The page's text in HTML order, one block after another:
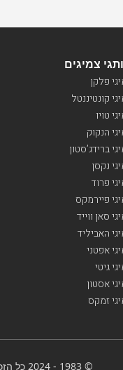
צמיגים
פלקן
קונטיננטל
טויו
הנקוק
ברידג’סטון
נקסן
פרוד
פיירמקס
סאן ווייד
האביליד
אפטני
גיטי
אסטון
זמקס
© 1983 - 2024 כל הזכויות שמורות-BenGal